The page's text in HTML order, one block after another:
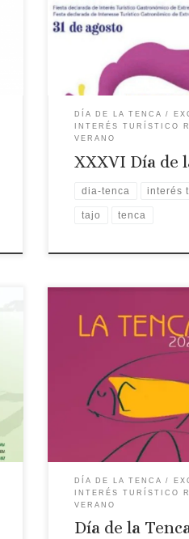
actividades teniendo
degustación, concurso
gastronómico y entrega
celebra en una
DÍA DE LA TENCA
INTERÉS TURÍSTICO
VERANO
XXXVI Día de
dia-tenca interés
tajo tenca
Fecha: 27 de agosto de
Interés Turístico
suspendida por la
Personal: Juan Carlos
hospital San Pedro de
cantante en el hospital
Institucional: Rosario
Diputación de […]
DÍA DE LA TENCA
INTERÉS TURÍSTICO
VERANO
Día de la